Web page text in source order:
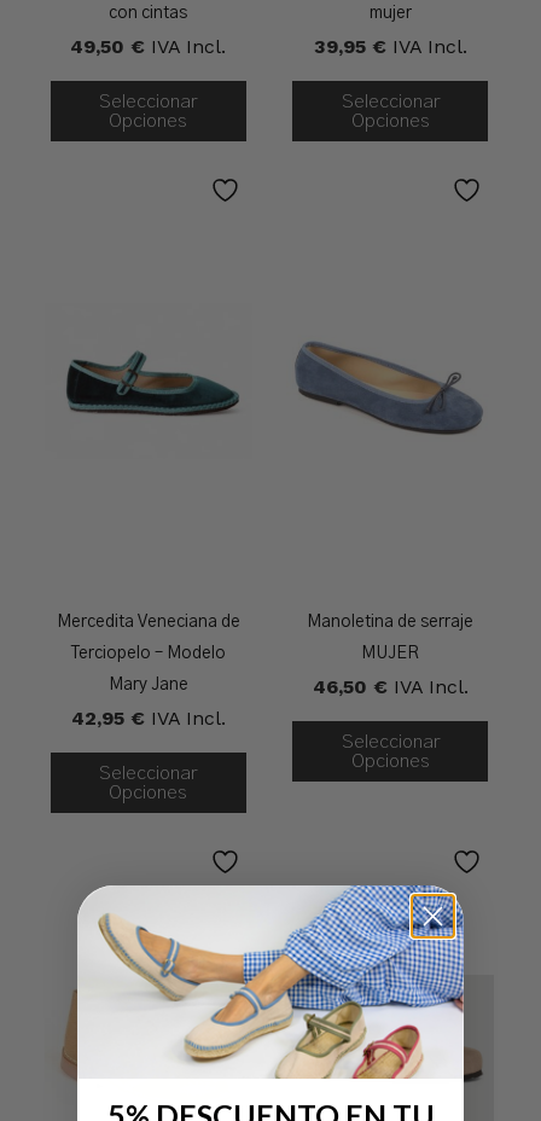
con cintas
49,50 € IVA Incl.
Seleccionar
Opciones
mujer
39,95 € IVA Incl.
Seleccionar
Opciones
Mercedita Veneciana de
Terciopelo – Modelo
Mary Jane
42,95 € IVA Incl.
Seleccionar
Opciones
Manoletina de serraje
MUJER
46,50 € IVA Incl.
Seleccionar
Opciones